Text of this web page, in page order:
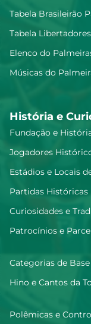
Tabela Brasileirão
Tabela
Elenco do
Músicas do
História e
Fundação e
Jogadores
Estádios e Locais
Partidas Históricas
Curiosidades e
Patrocínios e
Categorias de Base
Hino e Cantos da
Polêmicas e